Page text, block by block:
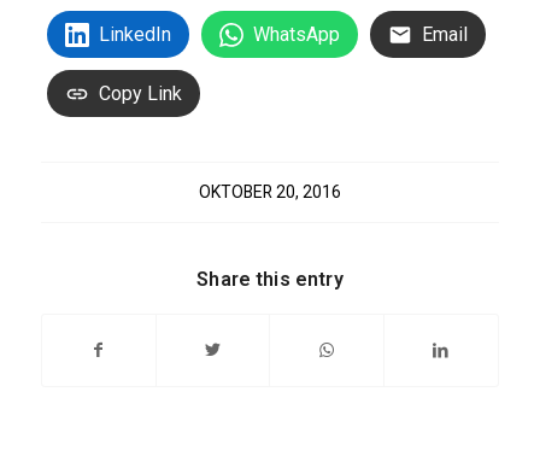
LinkedIn WhatsApp Email
Copy Link
OKTOBER 20, 2016
Share this entry